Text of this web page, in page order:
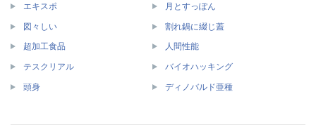
エキスポ 月とすっぽん
図々しい 割れ鍋に綴じ蓋
超加工食品 人間性能
テスクリアル バイオハッキング
頭身 ディノバルド亜種